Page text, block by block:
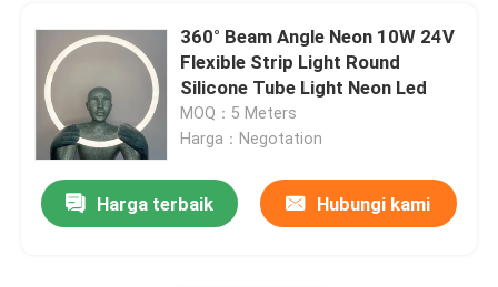
Produk
Video
Tentang kita
360° Beam Angle Neon 10W 24V
Flexible Strip Light Round
Silicone Tube Light Neon Led
MOQ：5 Meters
Harga：Negotation
Harga terbaik Hubungi kami